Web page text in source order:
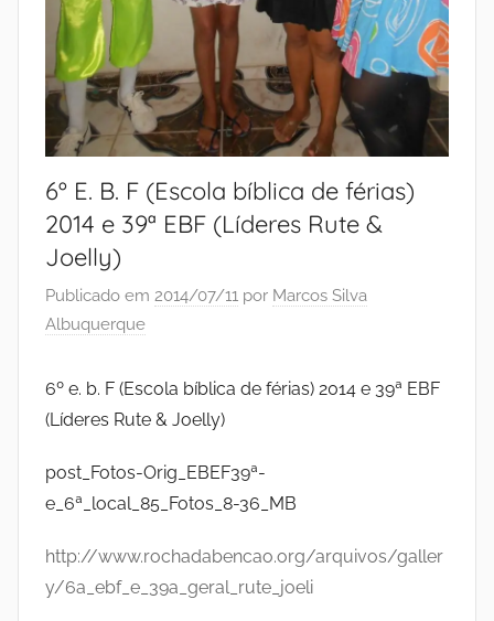
6º E. B. F (Escola bíblica de férias)
2014 e 39ª EBF (Líderes Rute &
Joelly)
Publicado em 2014/07/11 por Marcos Silva
Albuquerque
6º e. b. F (Escola bíblica de férias) 2014 e 39ª EBF
(Líderes Rute & Joelly)
post_Fotos-Orig_EBEF39ª-
e_6ª_local_85_Fotos_8-36_MB
http://www.rochadabencao.org/arquivos/galler
y/6a_ebf_e_39a_geral_rute_joeli